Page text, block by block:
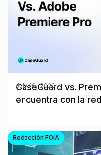
CaseGuard vs.
encuentra con la
July 16, 2026
Redacción FOIA